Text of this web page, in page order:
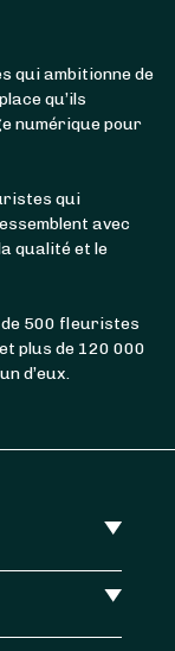
qui ambitionne de
qu’ils
numérique pour
qui
avec
qualité et le
500 fleuristes
plus de 120 000
d’eux.